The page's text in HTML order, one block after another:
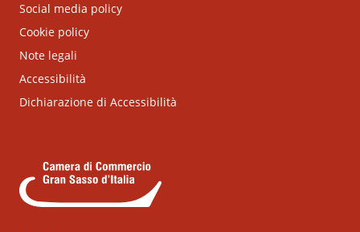
Social media policy
Cookie policy
Note legali
Accessibilità
Dichiarazione di Accessibilità